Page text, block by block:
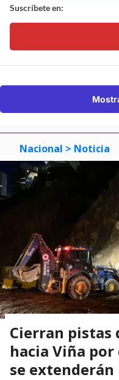
Suscríbete en:
Nacional > Noticia
Cierran pistas
hacia Viña
se